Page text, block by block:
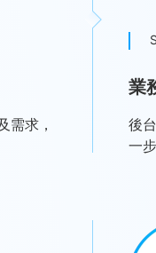
需求，
業
後
一